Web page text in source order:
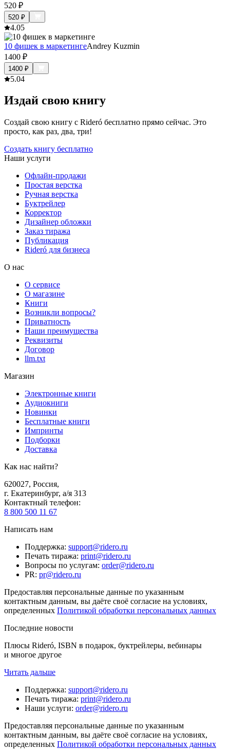
520 ₽
520 ₽
4.05
10 фишек в маркетингеAndrey Kuzmin
1400 ₽
1400 ₽
5.04
Издай свою книгу
Создай свою книгу с Rideró бесплатно прямо сейчас. Это
просто, как раз, два, три!
Создать книгу бесплатно
Наши услуги
Офлайн-продажи
Простая верстка
Ручная верстка
Буктрейлер
Корректор
Дизайнер обложки
Заказ тиража
Публикация
Rideró для бизнеса
О нас
О сервисе
О магазине
Книги
Возникли вопросы?
Приватность
Наши преимущества
Реквизиты
Договор
llm.txt
Магазин
Электронные книги
Аудиокниги
Новинки
Бесплатные книги
Импринты
Подборки
Доставка
Как нас найти?
620027, Россия,
г. Екатеринбург, а/я 313
Контактный телефон:
8 800 500 11 67
Написать нам
Поддержка: support@ridero.ru
Печать тиража: print@ridero.ru
Вопросы по услугам: order@ridero.ru
PR: pr@ridero.ru
Предоставляя персональные данные по указанным
контактным данным, вы даёте своё согласие на условиях,
определенных Политикой обработки персональных данных
Последние новости
Плюсы Rideró, ISBN в подарок, буктрейлеры, вебинары
и многое другое
Читать дальше
Поддержка: support@ridero.ru
Печать тиража: print@ridero.ru
Наши услуги: order@ridero.ru
Предоставляя персональные данные по указанным
контактным данным, вы даёте своё согласие на условиях,
определенных Политикой обработки персональных данных